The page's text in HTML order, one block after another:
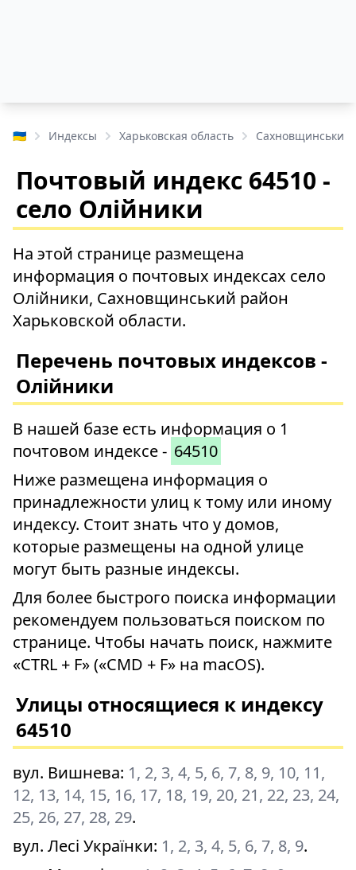
🇺🇦 Индексы Харьковская область Сахновщинський
Почтовый индекс 64510 -
село Олійники
На этой странице размещена
информация о почтовых индексах село
Олійники, Сахновщинський район
Харьковской области.
Перечень почтовых индексов -
Олійники
В нашей базе есть информация о 1
почтовом индексе - 64510
Ниже размещена информация о
принадлежности улиц к тому или иному
индексу. Стоит знать что у домов,
которые размещены на одной улице
могут быть разные индексы.
Для более быстрого поиска информации
рекомендуем пользоваться поиском по
странице. Чтобы начать поиск, нажмите
«CTRL + F» («CMD + F» на macOS).
Улицы относящиеся к индексу
64510
вул. Вишнева: 1, 2, 3, 4, 5, 6, 7, 8, 9, 10, 11,
12, 13, 14, 15, 16, 17, 18, 19, 20, 21, 22, 23, 24,
25, 26, 27, 28, 29.
вул. Лесі Українки: 1, 2, 3, 4, 5, 6, 7, 8, 9.